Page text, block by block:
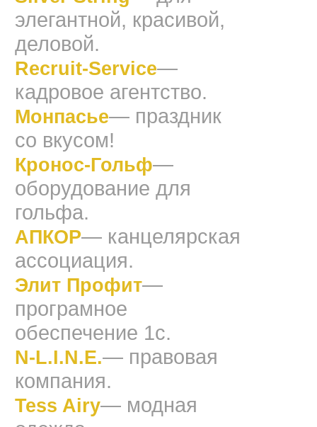
элегантной, красивой,
деловой.
Recruit-Service—
кадровое агентство.
Монпасье— праздник
со вкусом!
Кронос-Гольф—
оборудование для
гольфа.
АПКОР— канцелярская
ассоциация.
Элит Профит—
програмное
обеспечение 1с.
N-L.I.N.E.— правовая
компания.
Tess Airy— модная